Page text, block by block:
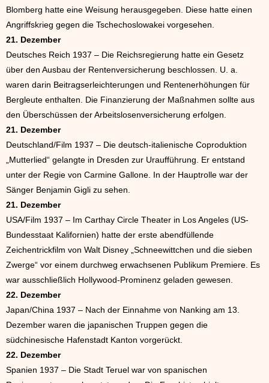
Blomberg hatte eine Weisung herausgegeben. Diese hatte einen
Angriffskrieg gegen die Tschechoslowakei vorgesehen.
21. Dezember
Deutsches Reich 1937 – Die Reichsregierung hatte ein Gesetz
über den Ausbau der Rentenversicherung beschlossen. U. a.
waren darin Beitragserleichterungen und Rentenerhöhungen für
Bergleute enthalten. Die Finanzierung der Maßnahmen sollte aus
den Überschüssen der Arbeitslosenversicherung erfolgen.
21. Dezember
Deutschland/Film 1937 – Die deutsch-italienische Coproduktion
„Mutterlied“ gelangte in Dresden zur Uraufführung. Er entstand
unter der Regie von Carmine Gallone. In der Hauptrolle war der
Sänger Benjamin Gigli zu sehen.
21. Dezember
USA/Film 1937 – Im Carthay Circle Theater in Los Angeles (US-
Bundesstaat Kalifornien) hatte der erste abendfüllende
Zeichentrickfilm von Walt Disney „Schneewittchen und die sieben
Zwerge“ vor einem durchweg erwachsenen Publikum Premiere. Es
war ausschließlich Hollywood-Prominenz geladen gewesen.
22. Dezember
Japan/China 1937 – Nach der Einnahme von Nanking am 13.
Dezember waren die japanischen Truppen gegen die
südchinesische Hafenstadt Kanton vorgerückt.
22. Dezember
Spanien 1937 – Die Stadt Teruel war von spanischen